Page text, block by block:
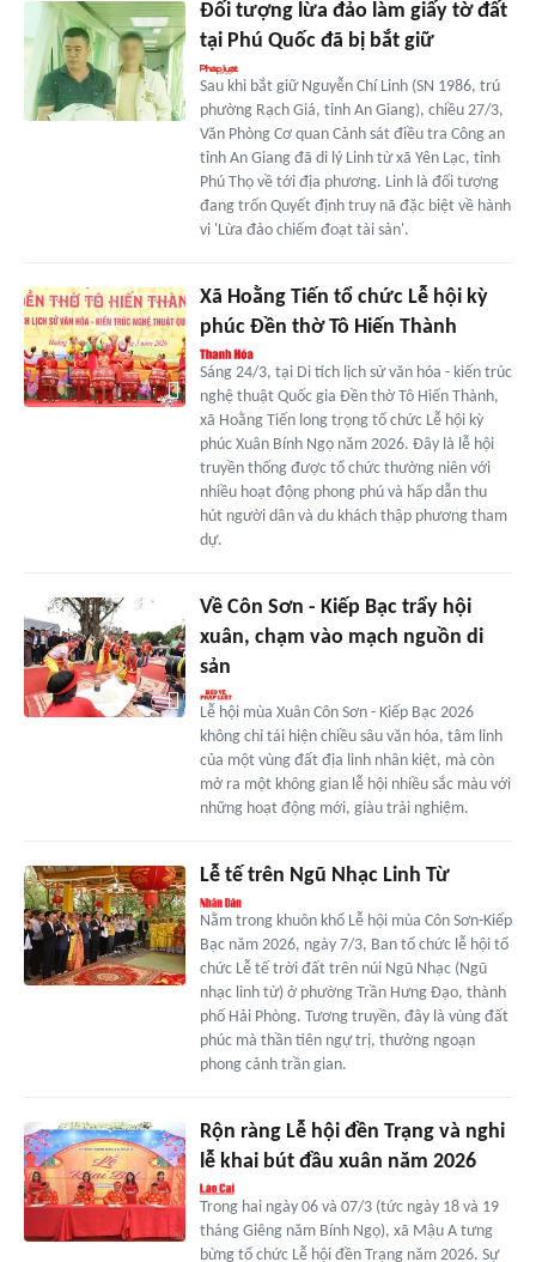
Đối tượng lừa đảo làm giấy tờ đất
tại Phú Quốc đã bị bắt giữ
Sau khi bắt giữ Nguyễn Chí Linh (SN 1986, trú
phường Rạch Giá, tỉnh An Giang), chiều 27/3,
Văn Phòng Cơ quan Cảnh sát điều tra Công an
tỉnh An Giang đã di lý Linh từ xã Yên Lạc, tỉnh
Phú Thọ về tới địa phương. Linh là đối tượng
đang trốn Quyết định truy nã đặc biệt về hành
vi 'Lừa đảo chiếm đoạt tài sản'.
Xã Hoằng Tiến tổ chức Lễ hội kỳ
phúc Đền thờ Tô Hiến Thành
Sáng 24/3, tại Di tích lịch sử văn hóa - kiến trúc
nghệ thuật Quốc gia Đền thờ Tô Hiến Thành,
xã Hoằng Tiến long trọng tổ chức Lễ hội kỳ
phúc Xuân Bính Ngọ năm 2026. Đây là lễ hội
truyền thống được tổ chức thường niên với
nhiều hoạt động phong phú và hấp dẫn thu
hút người dân và du khách thập phương tham
dự.
Về Côn Sơn - Kiếp Bạc trẩy hội
xuân, chạm vào mạch nguồn di
sản
Lễ hội mùa Xuân Côn Sơn - Kiếp Bạc 2026
không chỉ tái hiện chiều sâu văn hóa, tâm linh
của một vùng đất địa linh nhân kiệt, mà còn
mở ra một không gian lễ hội nhiều sắc màu với
những hoạt động mới, giàu trải nghiệm.
Lễ tế trên Ngũ Nhạc Linh Từ
Nằm trong khuôn khổ Lễ hội mùa Côn Sơn-Kiếp
Bạc năm 2026, ngày 7/3, Ban tổ chức lễ hội tổ
chức Lễ tế trời đất trên núi Ngũ Nhạc (Ngũ
nhạc linh từ) ở phường Trần Hưng Đạo, thành
phố Hải Phòng. Tương truyền, đây là vùng đất
phúc mà thần tiên ngự trị, thưởng ngoạn
phong cảnh trần gian.
Rộn ràng Lễ hội đền Trạng và nghi
lễ khai bút đầu xuân năm 2026
Trong hai ngày 06 và 07/3 (tức ngày 18 và 19
tháng Giêng năm Bính Ngọ), xã Mậu A tưng
bừng tổ chức Lễ hội đền Trạng năm 2026. Sự